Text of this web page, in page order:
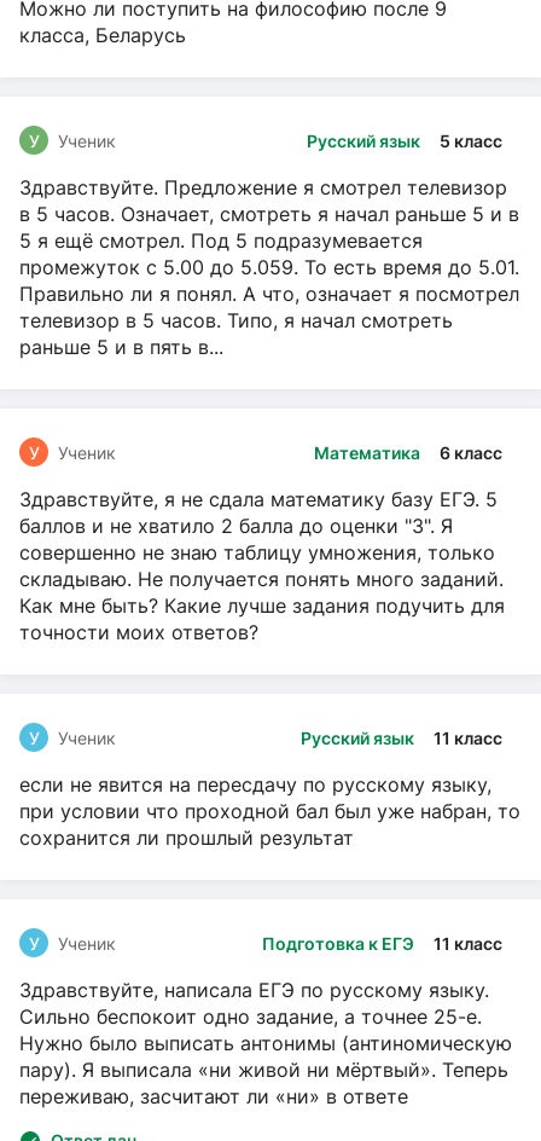
Можно ли поступить на философию после 9
класса, Беларусь
Русский язык 5 класс
У Ученик
Здравствуйте. Предложение я смотрел телевизор
в 5 часов. Означает, смотреть я начал раньше 5 и в
5 я ещё смотрел. Под 5 подразумевается
промежуток с 5.00 до 5.059. То есть время до 5.01.
Правильно ли я понял. А что, означает я посмотрел
телевизор в 5 часов. Типо, я начал смотреть
раньше 5 и в пять в...
Математика 6 класс
У Ученик
Здравствуйте, я не сдала математику базу ЕГЭ. 5
баллов и не хватило 2 балла до оценки "3". Я
совершенно не знаю таблицу умножения, только
складываю. Не получается понять много заданий.
Как мне быть? Какие лучше задания подучить для
точности моих ответов?
Русский язык 11 класс
У Ученик
если не явится на пересдачу по русскому языку,
при условии что проходной бал был уже набран, то
сохранится ли прошлый результат
Подготовка к ЕГЭ 11 класс
У Ученик
Здравствуйте, написала ЕГЭ по русскому языку.
Сильно беспокоит одно задание, а точнее 25-е.
Нужно было выписать антонимы (антиномическую
пару). Я выписала «ни живой ни мёртвый». Теперь
переживаю, засчитают ли «ни» в ответе